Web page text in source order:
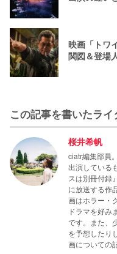
映画「トワ
関図＆登場
この記事を書いたライ
桜井希帆
ciatr編集部員
出演している
スは別冊付録
に放送する作
画はホラー・
ドラマを好み
です。また、
を予想したり
画についての